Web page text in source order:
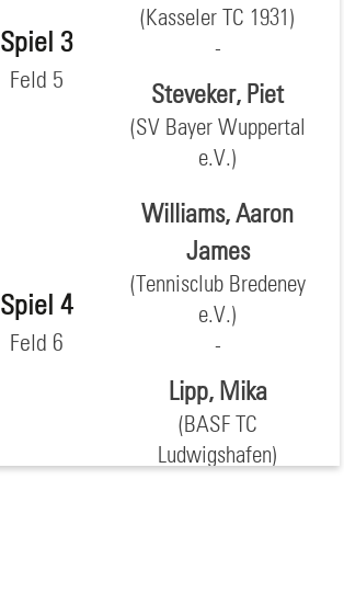
Spiel 3
Feld 5
(Kasseler TC 1931)
Steveker, Piet
(SV Bayer Wuppertal
e.V.)
Spiel 4
Feld 6
Williams, Aaron
James
(Tennisclub Bredeney
e.V.)
Lipp, Mika
(BASF TC
Ludwigshafen)